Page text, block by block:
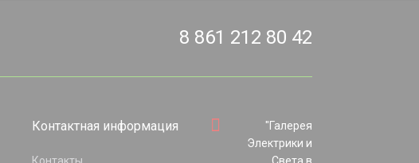
8 861 212 80 42
Контактная информация
Контакты
"Галерея
Электрики и
Света в